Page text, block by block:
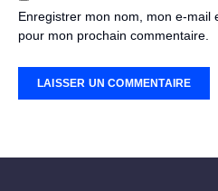
Enregistrer mon nom, mon e-mail
pour mon prochain commentaire.